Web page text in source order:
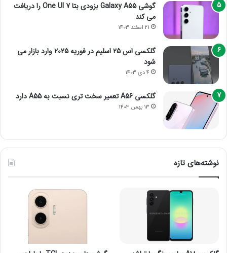
گوشی Galaxy A55 بزودی بتا One UI 7 را دریافت
می کند
21 اسفند 1403
گلکسی اس 25 اسلیم در فوریه 2025 وارد بازار می
شود
4 دی 1403
گلکسی A56 تعمیر سخت تری نسبت به A55 دارد
13 بهمن 1403
نوشته‌های تازه